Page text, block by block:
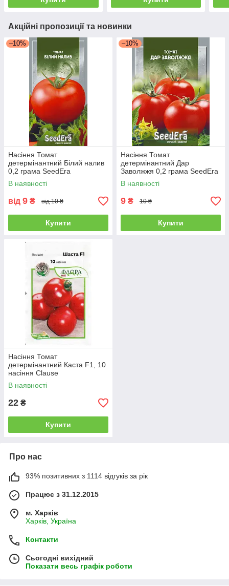
Акційні пропозиції та новинки
–10%
Насіння Томат
детермінантний Білий налив
0,2 грама SeedEra
В наявності
від 9 ₴ від 10 ₴
Купити
–10%
Насіння Томат
детермінантний Дар
Заволжжя 0,2 грама SeedEra
В наявності
9 ₴ 10 ₴
Купити
Насіння Томат
детермінантний Каста F1, 10
насіння Clause
В наявності
22 ₴
Купити
Про нас
93% позитивних з 1114 відгуків за рік
Працює з 31.12.2015
м. Харків
Харків, Україна
Контакти
Сьогодні вихідний
Показати весь графік роботи